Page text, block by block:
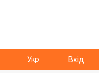
Укр Вхід